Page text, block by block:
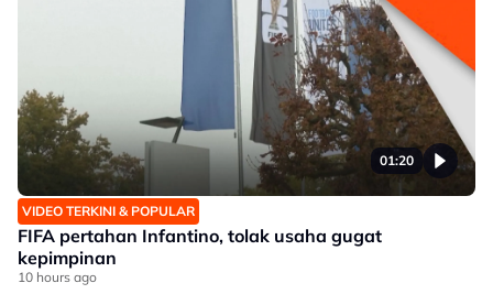
01:20
VIDEO TERKINI & POPULAR
FIFA pertahan Infantino, tolak usaha gugat
kepimpinan
10 hours ago